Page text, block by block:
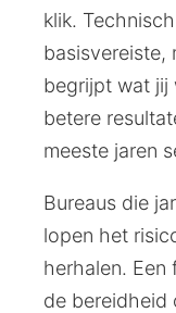
klik.
basisvereiste,
begrijpt wat jij
betere
meeste jaren
Bureaus die
lopen het
herhalen. Een
de bereidheid